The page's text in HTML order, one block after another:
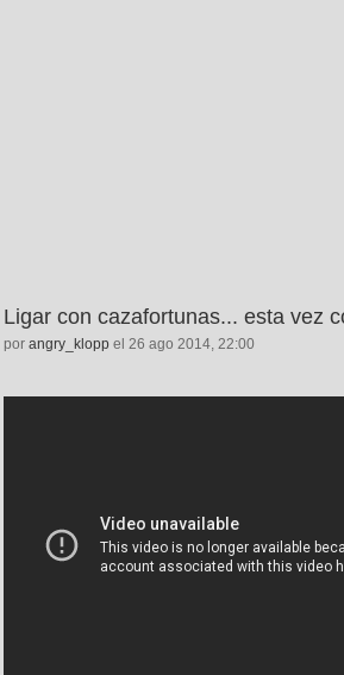
Ligar con cazafortunas... esta vez
por angry_klopp el 26 ago 2014, 22:00